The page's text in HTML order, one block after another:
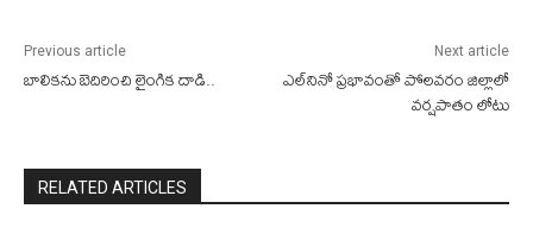
Previous article
బాలికను బెదిరించి లైంగిక దాడి..
Next article
ఎల్‌నినో ప్రభావంతో పోలవరం జిల్లాలో
వర్షపాతం లోటు
RELATED ARTICLES